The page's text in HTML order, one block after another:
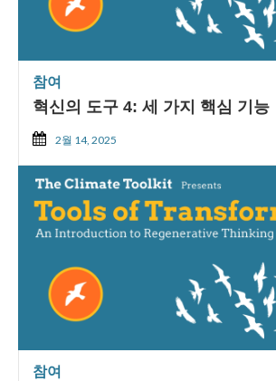
참여
혁신의 도구 4: 세 가지 핵심 기능
2월 14, 2025
참여